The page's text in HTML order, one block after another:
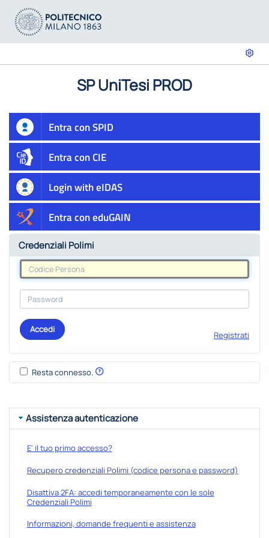
SP UniTesi PROD
Entra con SPID
Entra con CIE
Login with eIDAS
Entra con eduGAIN
Credenziali Polimi
Accedi
Registrati
Resta connesso.
Assistenza autenticazione
E' il tuo primo accesso?
Recupero credenziali Polimi (codice persona e password)
Disattiva 2FA: accedi temporaneamente con le sole
Credenziali Polimi
Informazioni, domande frequenti e assistenza